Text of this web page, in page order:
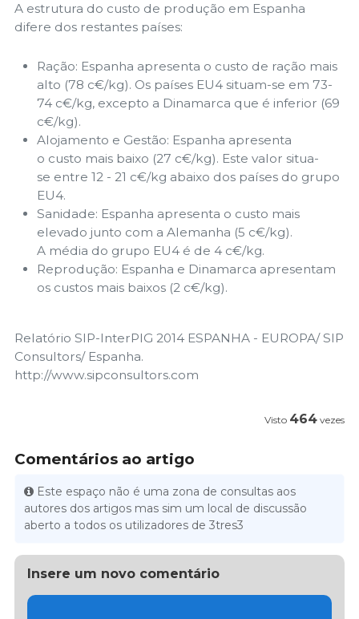
A estrutura do custo de produção em Espanha
difere dos restantes países:
Ração: Espanha apresenta o custo de ração mais
alto (78 c€/kg). Os países EU4 situam-se em 73-
74 c€/kg, excepto a Dinamarca que é inferior (69
c€/kg).
Alojamento e Gestão: Espanha apresenta
o custo mais baixo (27 c€/kg). Este valor situa-
se entre 12 - 21 c€/kg abaixo dos países do grupo
EU4.
Sanidade: Espanha apresenta o custo mais
elevado junto com a Alemanha (5 c€/kg).
A média do grupo EU4 é de 4 c€/kg.
Reprodução: Espanha e Dinamarca apresentam
os custos mais baixos (2 c€/kg).
Relatório SIP-InterPIG 2014 ESPANHA - EUROPA/ SIP
Consultors/ Espanha.
http://www.sipconsultors.com
Visto 464 vezes
Comentários ao artigo
Este espaço não é uma zona de consultas aos
autores dos artigos mas sim um local de discussão
aberto a todos os utilizadores de 3tres3
Insere um novo comentário